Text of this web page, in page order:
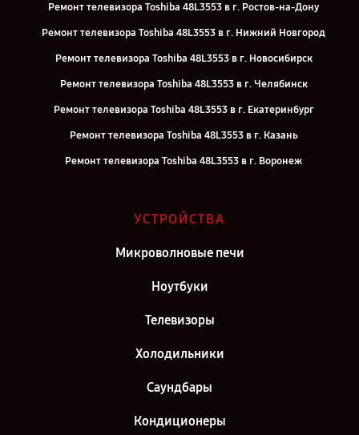
Ремонт телевизора Toshiba 48L3553 в г. Ростов-на-Дону
Ремонт телевизора Toshiba 48L3553 в г. Нижний Новгород
Ремонт телевизора Toshiba 48L3553 в г. Новосибирск
Ремонт телевизора Toshiba 48L3553 в г. Челябинск
Ремонт телевизора Toshiba 48L3553 в г. Екатеринбург
Ремонт телевизора Toshiba 48L3553 в г. Казань
Ремонт телевизора Toshiba 48L3553 в г. Воронеж
Ремонт телевизора Toshiba 48L3553 в г. Самара
Ремонт телевизора Toshiba 48L3553 в г. Санкт-Петербург
УСТРОЙСТВА
Микроволновые печи
Ноутбуки
Телевизоры
Холодильники
Саундбары
Кондиционеры